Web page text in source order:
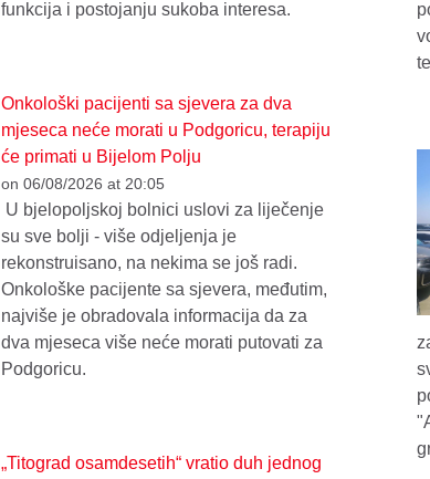
funkcija i postojanju sukoba interesa.
Onkološki pacijenti sa sjevera za dva
mjeseca neće morati u Podgoricu, terapiju
će primati u Bijelom Polju
on 06/08/2026 at 20:05
U bjelopoljskoj bolnici uslovi za liječenje
su sve bolji - više odjeljenja je
rekonstruisano, na nekima se još radi.
Onkološke pacijente sa sjevera, međutim,
najviše je obradovala informacija da za
dva mjeseca više neće morati putovati za
Podgoricu.
„Titograd osamdesetih“ vratio duh jednog